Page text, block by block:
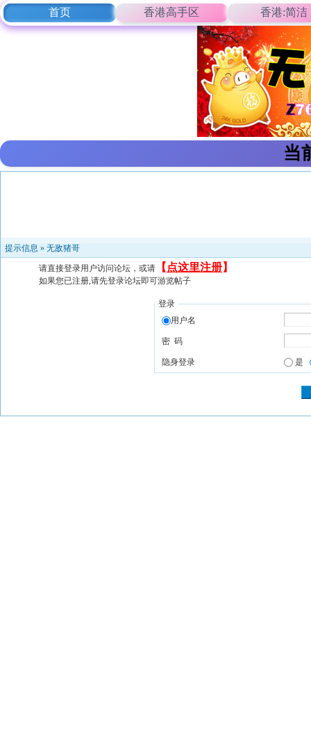
首页 香港高手区 香港:简洁
当
提示信息 » 无敌猪哥
请直接登录用户访问论坛，或请 【 点这里注册】
如果您已注册,请先登录论坛即可游览帖子
登录
用户名
密 码
隐身登录 是